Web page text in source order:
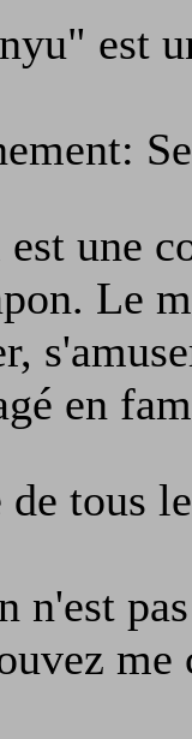
est
une
Le
en
tous
n'est